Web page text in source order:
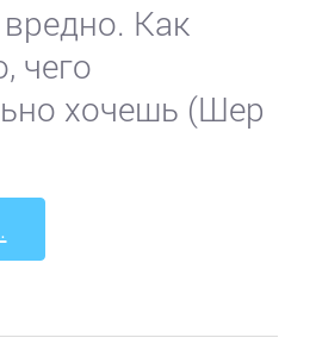
Как
чего
хочешь (Шер